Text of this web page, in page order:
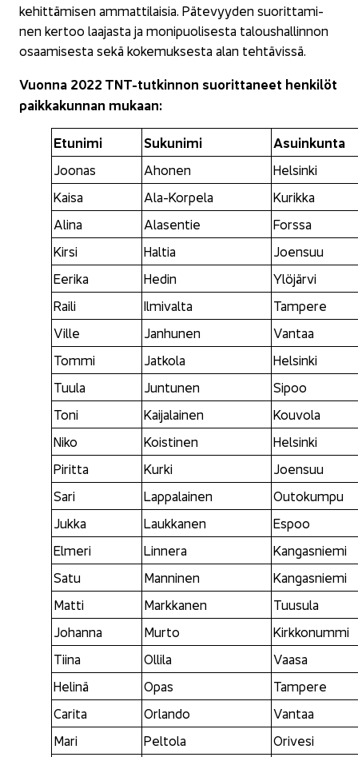
ke­hit­tä­mi­sen am­mat­ti­lai­sia. Pä­te­vyy­den suo­rit­ta­mi­
nen ker­too laa­jas­ta ja mo­ni­puo­li­ses­ta ta­lous­hal­lin­non
osaa­mi­ses­ta sekä ko­ke­muk­ses­ta alan teh­tä­vis­sä.
Vuon­na 2022 TNT-​tutkinnon suo­rit­ta­neet hen­ki­löt
paik­ka­kun­nan mu­kaan:
Etu­ni­mi Su­ku­ni­mi Asuin­kun­ta
Joo­nas Aho­nen
Hel­sin­ki
Kaisa
Ala-​Korpela
Ku­rik­ka
Alina
Ala­sen­tie
Fors­sa
Kirsi
Hal­tia
Joen­suu
Ee­ri­ka
Hedin
Ylö­jär­vi
Raili
Il­mi­val­ta
Tam­pe­re
Ville
Jan­hu­nen
Van­taa
Tommi
Jat­ko­la
Hel­sin­ki
Tuula
Jun­tu­nen
Sipoo
Toni
Kai­ja­lai­nen
Kou­vo­la
Niko
Kois­ti­nen
Hel­sin­ki
Pi­rit­ta
Kurki
Joen­suu
Sari
Lap­pa­lai­nen
Ou­to­kum­pu
Jukka
Lauk­ka­nen
Espoo
El­me­ri
Lin­ne­ra
Kan­gas­nie­mi
Satu
Man­ni­nen
Kan­gas­nie­mi
Matti
Mark­ka­nen
Tuusu­la
Jo­han­na
Murto
Kirk­ko­num­mi
Tiina
Ol­li­la
Vaasa
He­li­nä
Opas
Tam­pe­re
Ca­ri­ta
Or­lan­do
Van­taa
Mari
Pel­to­la
Ori­ve­si